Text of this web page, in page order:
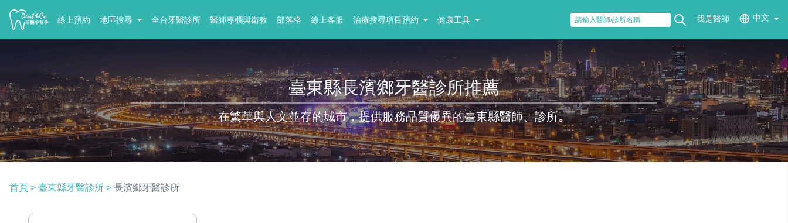
線上預約 地區搜尋 全台牙醫診所 醫師專欄與衛教 部落格 線上客服 治療搜尋項目預約 健康工具 我是醫師 中文
臺東縣長濱鄉牙醫診所推薦
在繁華與人文並存的城市，提供服務品質優異的臺東縣醫師、診所。
首頁 > 臺東縣牙醫診所 > 長濱鄉牙醫診所